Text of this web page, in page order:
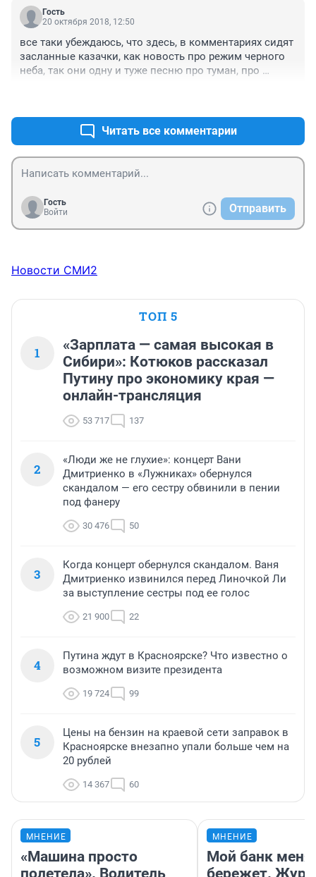
Гость
20 октября 2018, 12:50
все таки убеждаюсь, что здесь, в комментариях сидят
засланные казачки, как новость про режим черного
неба, так они одну и туже песню про туман, про
Читать все комментарии
Гость
Войти
Отправить
Новости СМИ2
ТОП 5
1
«Зарплата — самая высокая в
Сибири»: Котюков рассказал
Путину про экономику края —
онлайн-трансляция
53 717 137
2
«Люди же не глухие»: концерт Вани
Дмитриенко в «Лужниках» обернулся
скандалом — его сестру обвинили в пении
под фанеру
30 476 50
3
Когда концерт обернулся скандалом. Ваня
Дмитриенко извинился перед Линочкой Ли
за выступление сестры под ее голос
21 900 22
4
Путина ждут в Красноярске? Что известно о
возможном визите президента
19 724 99
5
Цены на бензин на краевой сети заправок в
Красноярске внезапно упали больше чем на
20 рублей
14 367 60
МНЕНИЕ
«Машина просто
полетела». Водитель
МНЕНИЕ
Мой банк меня
бережет.